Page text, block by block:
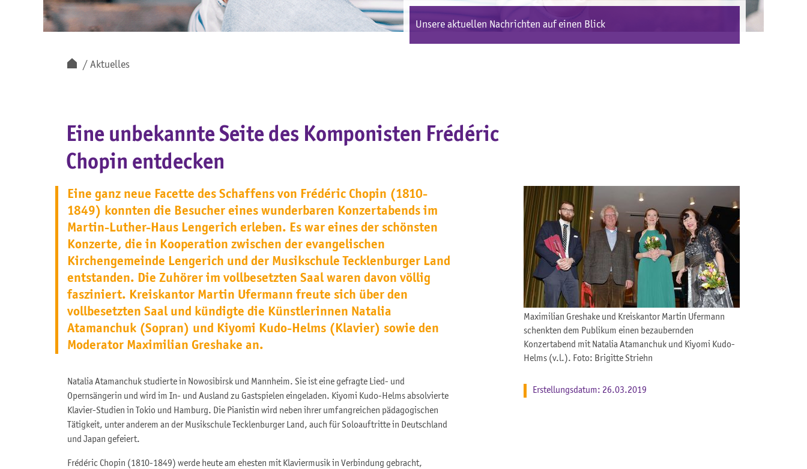
Unsere aktuellen Nachrichten auf einen Blick
Aktuelles
Eine unbekannte Seite des Komponisten Frédéric
Chopin entdecken
Eine ganz neue Facette des Schaffens von Frédéric Chopin (1810-
1849) konnten die Besucher eines wunderbaren Konzertabends im
Martin-Luther-Haus Lengerich erleben. Es war eines der schönsten
Konzerte, die in Kooperation zwischen der evangelischen
Kirchengemeinde Lengerich und der Musikschule Tecklenburger Land
entstanden. Die Zuhörer im vollbesetzten Saal waren davon völlig
fasziniert. Kreiskantor Martin Ufermann freute sich über den
vollbesetzten Saal und kündigte die Künstlerinnen Natalia
Atamanchuk (Sopran) und Kiyomi Kudo-Helms (Klavier) sowie den
Moderator Maximilian Greshake an.
Natalia Atamanchuk studierte in Nowosibirsk und Mannheim. Sie ist eine gefragte Lied- und
Opernsängerin und wird im In- und Ausland zu Gastspielen eingeladen. Kiyomi Kudo-Helms absolvierte
Klavier-Studien in Tokio und Hamburg. Die Pianistin wird neben ihrer umfangreichen pädagogischen
Tätigkeit, unter anderem an der Musikschule Tecklenburger Land, auch für Soloauftritte in Deutschland
und Japan gefeiert.
Frédéric Chopin (1810-1849) werde heute am ehesten mit Klaviermusik in Verbindung gebracht,
Maximilian Greshake und Kreiskantor Martin Ufermann
schenkten dem Publikum einen bezaubernden
Konzertabend mit Natalia Atamanchuk und Kiyomi Kudo-
Helms (v.l.). Foto: Brigitte Striehn
Erstellungsdatum: 26.03.2019